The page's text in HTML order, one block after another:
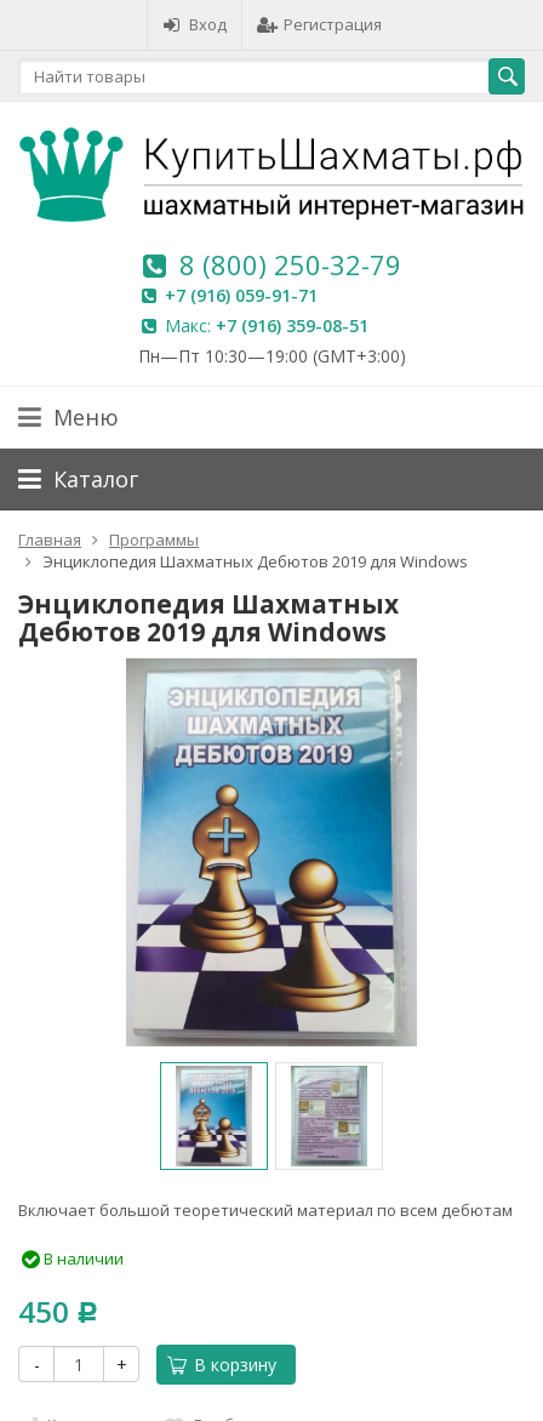
Вход Регистрация
8 (800) 250-32-79
+7 (916) 059-91-71
Макс: +7 (916) 359-08-51
Пн—Пт 10:30—19:00 (GMT+3:00)
Меню
Каталог
Главная
Программы
Энциклопедия Шахматных Дебютов 2019 для Windows
Энциклопедия Шахматных
Дебютов 2019 для Windows
Включает большой теоретический материал по всем дебютам
В наличии
450 Р
- + В корзину